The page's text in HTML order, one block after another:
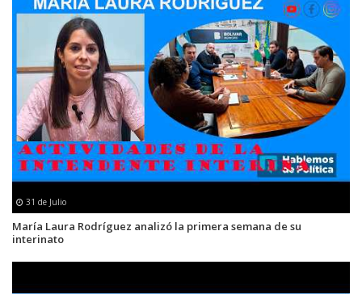
31 de Julio
María Laura Rodríguez analizó la primera semana de su
interinato